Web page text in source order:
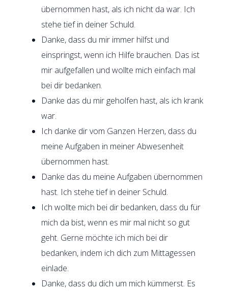
übernommen hast, als ich nicht da war. Ich
stehe tief in deiner Schuld.
Danke, dass du mir immer hilfst und
einspringst, wenn ich Hilfe brauchen. Das ist
mir aufgefallen und wollte mich einfach mal
bei dir bedanken.
Danke das du mir geholfen hast, als ich krank
war.
Ich danke dir vom Ganzen Herzen, dass du
meine Aufgaben in meiner Abwesenheit
übernommen hast.
Danke das du meine Aufgaben übernommen
hast. Ich stehe tief in deiner Schuld.
Ich wollte mich bei dir bedanken, dass du für
mich da bist, wenn es mir mal nicht so gut
geht. Gerne möchte ich mich bei dir
bedanken, indem ich dich zum Mittagessen
einlade.
Danke, dass du dich um mich kümmerst. Es